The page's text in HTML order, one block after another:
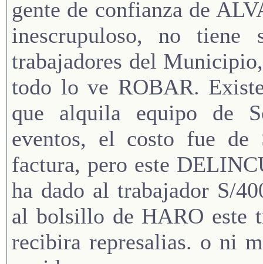
gente de confianza de
inescrupuloso, no tiene
trabajadores del
todo lo ve ROBAR.
que alquila equipo de
eventos, el costo fue de
factura, pero este
ha dado al trabajador S/
al bolsillo de HARO este
recibira represalias. o ni